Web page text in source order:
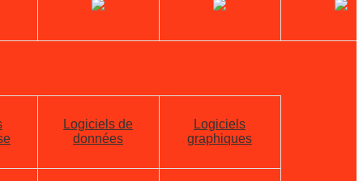
Logiciels de
données
Logiciels
graphiques